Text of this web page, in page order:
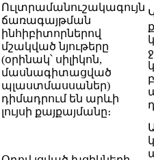
Ուլտրամանուշակագույն
ճառագայթման
ինհիբիտորներով
մշակված նյութերը
(օրինակ՝ սիլիկոն,
մասնագիտացված
պլաստմասսաներ)
դիմադրում են արևի
լույսի քայքայմանը։